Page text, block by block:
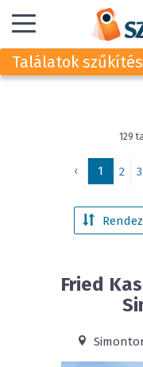
Találatok
129
‹ 1 2 3
Fried